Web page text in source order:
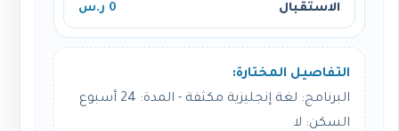
الاستقبال 0 ر.س
التفاصيل المختارة:
البرنامج: لغة إنجليزية مكثفة - المدة: 24 أسبوع
السكن: لا